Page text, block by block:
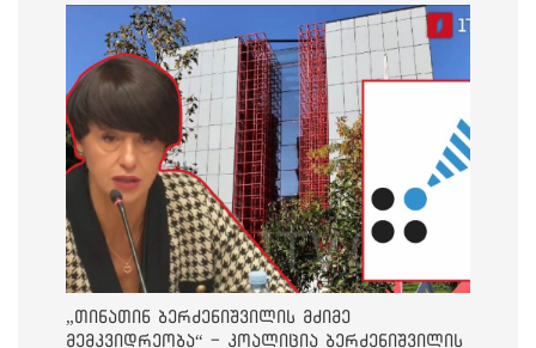
„თინათინ ბერძენიშვილის მძიმე
მემკვიდრეობა“ - კოალიცია ბერძენიშვილის